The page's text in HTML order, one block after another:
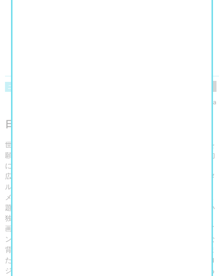
ニュース
yukaringosha
日本初個展！これまでの活動を制作年順にたどる
世界最初の被爆地である広島市は、世界の恒久平和と人類の繁栄を
願う「ヒロシマの心」を、美術を通して世界へ発信することを目的
に、1989年にヒロシマ賞を創設し、3年に一度授与してきました。
広島市現代美術館では、その第12回ヒロシマ賞の受賞者となったメ
ル・チンの受賞記念展を開催します。
メル・チン（1951–）は、環境問題をはじめとする複雑な社会的課
題に動機づけられたアイデアを、既存のカテゴリーにとらわれない
独自の方法によって表現してきました。彫刻、ドローイング、絵
画、ビデオ、アニメーション、ビデオゲームから、大規模な公共イ
ンスタレーションに至るまで、ユニークで幅広い作品群は、多様な
背景を持つ人々を惹きつけ、社会への関心を喚起してきました。ま
た、地域住民との協働や科学的なアプローチを取り入れた長期プロ
ジェクトを展開し、アートがいかに社会的意識と責任を喚起しうる